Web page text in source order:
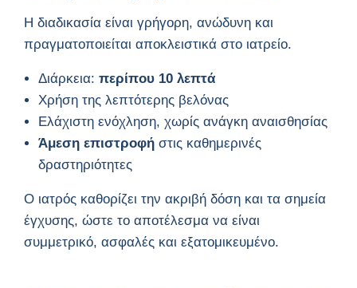
Η διαδικασία είναι γρήγορη, ανώδυνη και
πραγματοποιείται αποκλειστικά στο ιατρείο.
Διάρκεια: περίπου 10 λεπτά
Χρήση της λεπτότερης βελόνας
Ελάχιστη ενόχληση, χωρίς ανάγκη αναισθησίας
Άμεση επιστροφή στις καθημερινές
δραστηριότητες
Ο ιατρός καθορίζει την ακριβή δόση και τα σημεία
έγχυσης, ώστε το αποτέλεσμα να είναι
συμμετρικό, ασφαλές και εξατομικευμένο.